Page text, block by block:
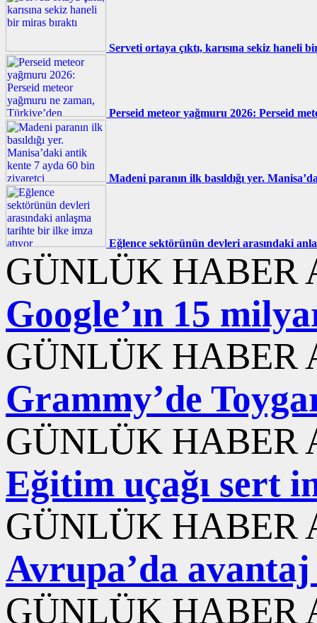
Serveti ortaya çıktı, karısına sekiz haneli
Perseid meteor yağmuru 2026: Perseid
Madeni paranın ilk basıldığı yer.
Eğlence sektörünün devleri arasındaki
GÜNLÜK HABER
Google’ın 15
GÜNLÜK HABER
Grammy’de
GÜNLÜK HABER
Eğitim uçağı sert
GÜNLÜK HABER
Avrupa’da
GÜNLÜK HABER